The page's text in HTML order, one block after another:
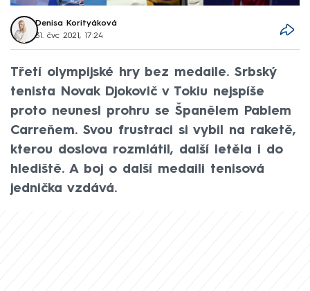
Denisa Korityáková
31. čvc 2021, 17:24
Třetí olympijské hry bez medaile. Srbský
tenista Novak Djokovič v Tokiu nejspíše
proto neunesl prohru se Španělem Pablem
Carreňem. Svou frustraci si vybil na raketě,
kterou doslova rozmlátil, další letěla i do
hlediště. A boj o další medaili tenisová
jednička vzdává.